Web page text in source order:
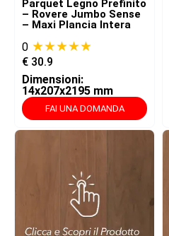
Parquet Legno Prefinito
– Rovere Jumbo Sense
– Maxi Plancia Intera
0 ★★★★★
€ 30.9
Dimensioni:
14x207x2195 mm
FAI UNA DOMANDA